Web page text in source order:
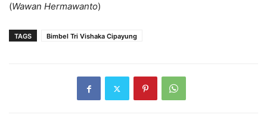
(Wawan Hermawanto)
TAGS Bimbel Tri Vishaka Cipayung